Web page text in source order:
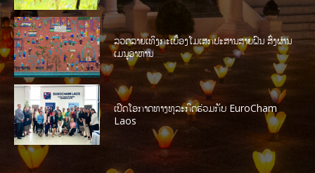
ລວດລາຍເທິງກະເບື້ອງໂມເສກປະສານສາຍຝົນ ສົ່ງຜ່ານ
ເມນູອາຫານ
ເປີດໂອກາດທາງທຸລະກິດຮ່ວມກັບ EuroCham
Laos